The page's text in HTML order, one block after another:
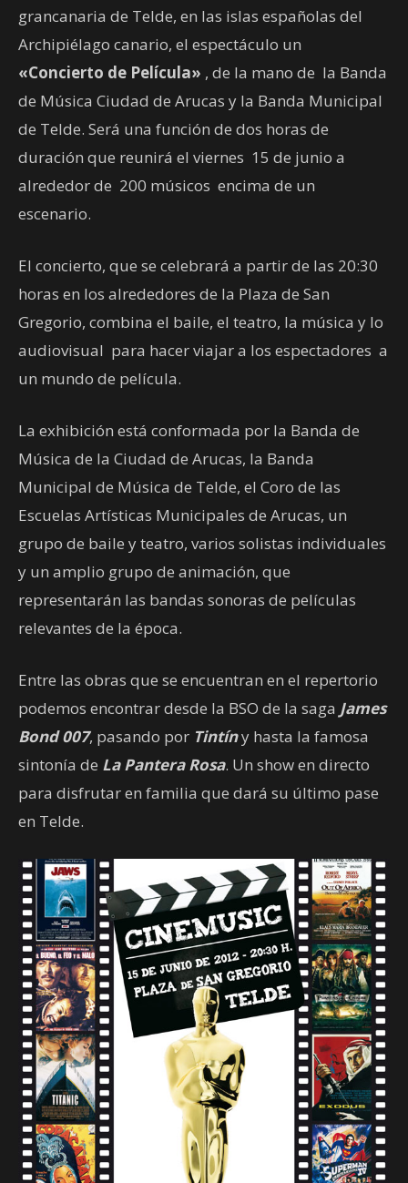
grancanaria de Telde, en las islas españolas del
Archipiélago canario, el espectáculo un
«Concierto de Película» , de la mano de la Banda
de Música Ciudad de Arucas y la Banda Municipal
de Telde. Será una función de dos horas de
duración que reunirá el viernes 15 de junio a
alrededor de 200 músicos encima de un
escenario.
El concierto, que se celebrará a partir de las 20:30
horas en los alrededores de la Plaza de San
Gregorio, combina el baile, el teatro, la música y lo
audiovisual para hacer viajar a los espectadores a
un mundo de película.
La exhibición está conformada por la Banda de
Música de la Ciudad de Arucas, la Banda
Municipal de Música de Telde, el Coro de las
Escuelas Artísticas Municipales de Arucas, un
grupo de baile y teatro, varios solistas individuales
y un amplio grupo de animación, que
representarán las bandas sonoras de películas
relevantes de la época.
Entre las obras que se encuentran en el repertorio
podemos encontrar desde la BSO de la saga James
Bond 007, pasando por Tintíny hasta la famosa
sintonía de La Pantera Rosa. Un show en directo
para disfrutar en familia que dará su último pase
en Telde.